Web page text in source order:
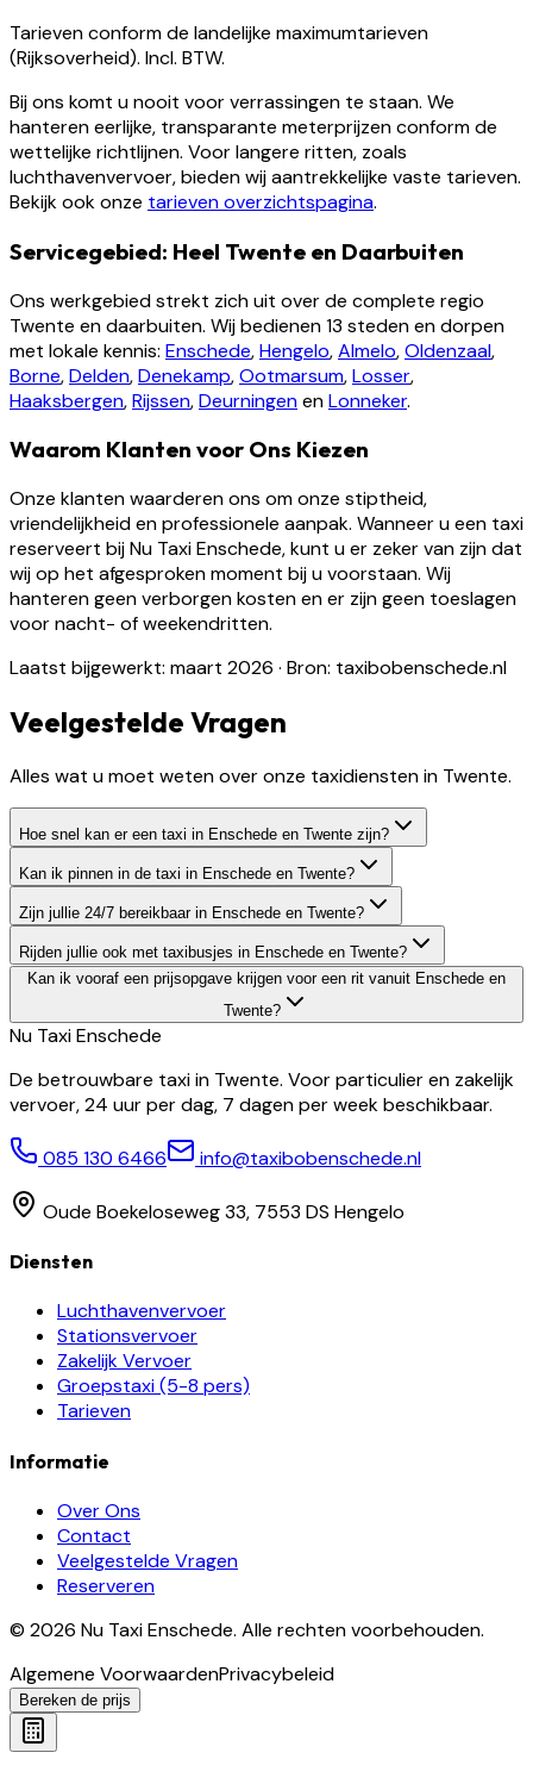
Tarieven conform de landelijke maximumtarieven
(Rijksoverheid). Incl. BTW.
Bij ons komt u nooit voor verrassingen te staan. We
hanteren eerlijke, transparante meterprijzen conform de
wettelijke richtlijnen. Voor langere ritten, zoals
luchthavenvervoer, bieden wij aantrekkelijke vaste tarieven.
Bekijk ook onze tarieven overzichtspagina.
Servicegebied: Heel Twente en Daarbuiten
Ons werkgebied strekt zich uit over de complete regio
Twente en daarbuiten. Wij bedienen 13 steden en dorpen
met lokale kennis: Enschede,Hengelo,Almelo,Oldenzaal,
Borne,Delden,Denekamp,Ootmarsum,Losser,
Haaksbergen,Rijssen,DeurningenenLonneker.
Waarom Klanten voor Ons Kiezen
Onze klanten waarderen ons om onze stiptheid,
vriendelijkheid en professionele aanpak. Wanneer u een taxi
reserveert bij Nu Taxi Enschede, kunt u er zeker van zijn dat
wij op het afgesproken moment bij u voorstaan. Wij
hanteren geen verborgen kosten en er zijn geen toeslagen
voor nacht- of weekendritten.
Laatst bijgewerkt: maart 2026 · Bron: taxibobenschede.nl
Veelgestelde Vragen
Alles wat u moet weten over onze taxidiensten in Twente.
Hoe snel kan er een taxi in Enschede en Twente zijn?
Kan ik pinnen in de taxi in Enschede en Twente?
Zijn jullie 24/7 bereikbaar in Enschede en Twente?
Rijden jullie ook met taxibusjes in Enschede en Twente?
Kan ik vooraf een prijsopgave krijgen voor een rit vanuit Enschede en
Twente?
Nu TaxiEnschede
De betrouwbare taxi in Twente. Voor particulier en zakelijk
vervoer, 24 uur per dag, 7 dagen per week beschikbaar.
085 130 6466 info@taxibobenschede.nl
Oude Boekeloseweg 33, 7553 DS Hengelo
Diensten
Luchthavenvervoer
Stationsvervoer
Zakelijk Vervoer
Groepstaxi (5-8 pers)
Tarieven
Informatie
Over Ons
Contact
Veelgestelde Vragen
Reserveren
© 2026 Nu Taxi Enschede. Alle rechten voorbehouden.
Algemene VoorwaardenPrivacybeleid
Bereken de prijs